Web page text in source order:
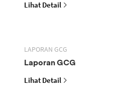
Lihat Detail
LAPORAN GCG
Laporan GCG
Lihat Detail